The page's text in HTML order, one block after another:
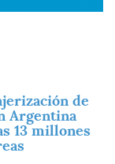
de
Argentina
13 millones